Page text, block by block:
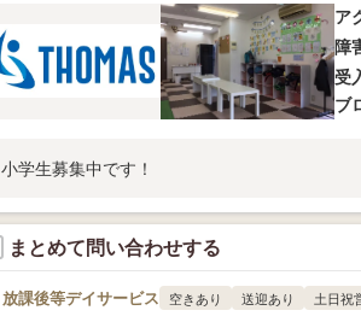
ア
障
受
ブ
小学生募集中です！
まとめて問い合わせする
放課後等デイサービス 空きあり 送迎あり 土日祝